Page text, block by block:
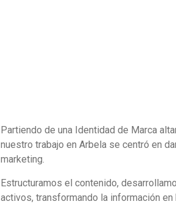
Partiendo de una Identidad de Marca
nuestro trabajo en Arbela se centró en
marketing.
Estructuramos el contenido,
activos, transformando la información